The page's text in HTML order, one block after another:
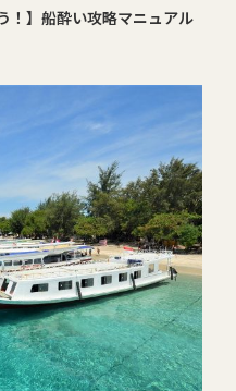
！】船酔い攻略マニュアル